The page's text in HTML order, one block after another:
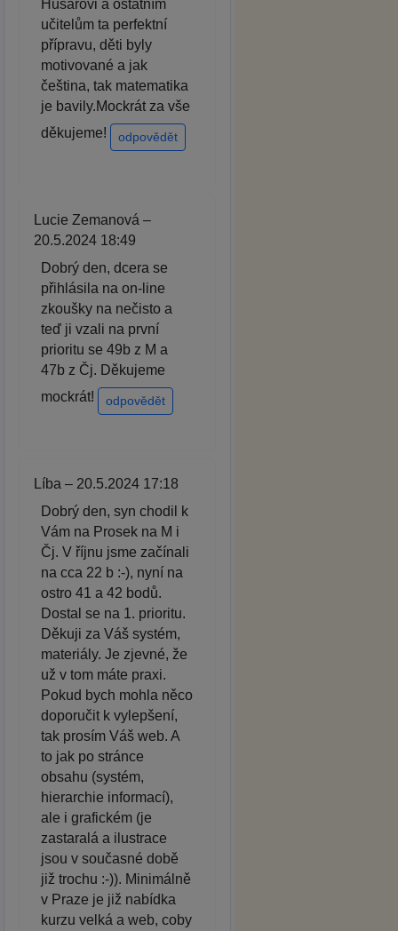
Husarovi a ostatním
učitelům ta perfektní
přípravu, děti byly
motivované a jak
čeština, tak matematika
je bavily.Mockrát za vše
děkujeme!
odpovědět
Lucie Zemanová –
20.5.2024 18:49
Dobrý den, dcera se
přihlásila na on-line
zkoušky na nečisto a
teď ji vzali na první
prioritu se 49b z M a
47b z Čj. Děkujeme
mockrát!
odpovědět
Líba – 20.5.2024 17:18
Dobrý den, syn chodil k
Vám na Prosek na M i
Čj. V říjnu jsme začínali
na cca 22 b :-), nyní na
ostro 41 a 42 bodů.
Dostal se na 1. prioritu.
Děkuji za Váš systém,
materiály. Je zjevné, že
už v tom máte praxi.
Pokud bych mohla něco
doporučit k vylepšení,
tak prosím Váš web. A
to jak po stránce
obsahu (systém,
hierarchie informací),
ale i grafickém (je
zastaralá a ilustrace
jsou v současné době
již trochu :-)). Minimálně
v Praze je již nabídka
kurzu velká a web, coby